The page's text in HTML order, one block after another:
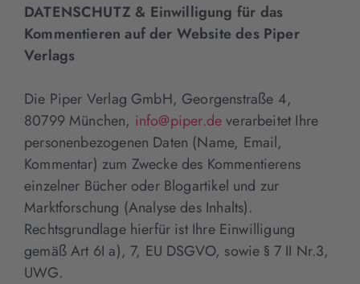
DATENSCHUTZ & Einwilligung für das
Kommentieren auf der Website des Piper
Verlags
Die Piper Verlag GmbH, Georgenstraße 4,
80799 München, info@piper.deverarbeitet Ihre
personenbezogenen Daten (Name, Email,
Kommentar) zum Zwecke des Kommentierens
einzelner Bücher oder Blogartikel und zur
Marktforschung (Analyse des Inhalts).
Rechtsgrundlage hierfür ist Ihre Einwilligung
gemäß Art 6I a), 7, EU DSGVO, sowie § 7 II Nr.3,
UWG.